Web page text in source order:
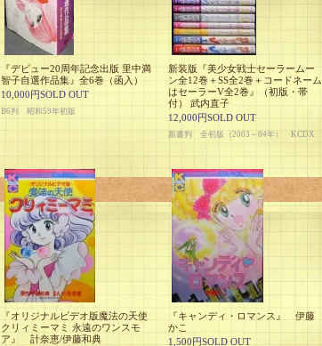
『デビュー20周年記念出版 里中満
智子自選作品集』全6巻（函入）
10,000円SOLD OUT
B6判 昭和59年初版
新装版『美少女戦士セーラームー
ン全12巻＋SS全2巻＋コードネーム
はセーラーV全2巻』（初版・帯
付） 武内直子
12,000円SOLD OUT
新書判 全初版（2003～04年） KCDX
『オリジナルビデオ版魔法の天使
クリィミーマミ 永遠のワンスモ
ア』 計奈恵/伊藤和典
『キャンディ・ロマンス』 伊藤
かこ
1,500円SOLD OUT